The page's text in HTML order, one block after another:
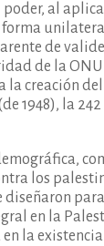
poder, al
forma
de
de la
la creación
1948), la
los
diseñaron
en la
la